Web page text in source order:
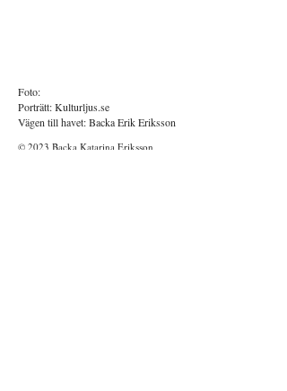
Foto:
Porträtt: Kulturljus.se
Vägen till havet: Backa Erik Eriksson
© 2023 Backa Katarina Eriksson